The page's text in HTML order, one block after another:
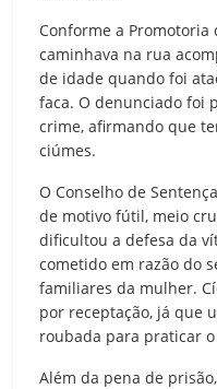
Conforme a Promotoria
caminhava na rua
de idade quando foi
faca. O denunciado foi
crime, afirmando que
ciúmes.
O Conselho de
de motivo fútil, meio
dificultou a defesa da
cometido em razão do
familiares da mulher.
por receptação, já que
roubada para praticar
Além da pena de